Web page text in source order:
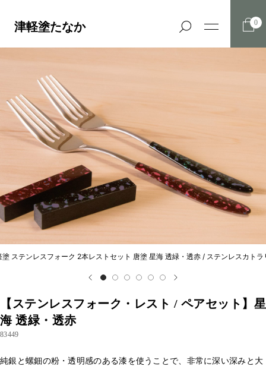
津軽塗たなか 0
塗 ステンレスフォーク 2本レストセット 唐塗 星海 透緑・透赤 / ステンレスカトラ
【ステンレスフォーク・レスト / ペアセット】星
海 透緑・透赤
83449
純銀と螺鈿の粉・透明感のある漆を使うことで、非常に深い深みと大